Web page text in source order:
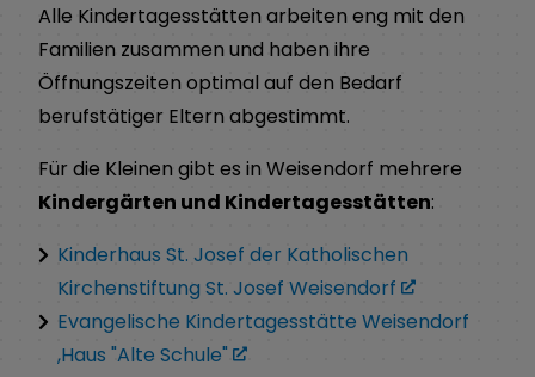
Alle Kindertagesstätten arbeiten eng mit den
Familien zusammen und haben ihre
Öffnungszeiten optimal auf den Bedarf
berufstätiger Eltern abgestimmt.
Für die Kleinen gibt es in Weisendorf mehrere
Kindergärten und Kindertagesstätten:
Kinderhaus St. Josef der Katholischen
Kirchenstiftung St. Josef Weisendorf
Evangelische Kindertagesstätte Weisendorf
,Haus "Alte Schule"